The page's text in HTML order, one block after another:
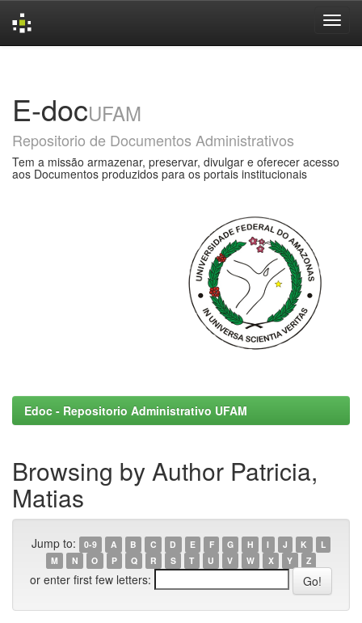
E-docUFAM
Repositorio de Documentos Administrativos
Tem a missão armazenar, preservar, divulgar e oferecer acesso
aos Documentos produzidos para os portais institucionais
Edoc - Repositorio Administrativo UFAM
Browsing by Author Patricia,
Matias
Jump to: 0-9 A B C D E F G H I J K
L
M
N O P Q R S T U V W X Y Z
or enter first few letters: